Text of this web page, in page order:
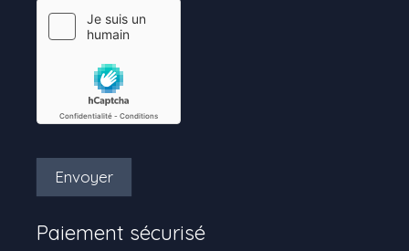
Envoyer
Paiement sécurisé